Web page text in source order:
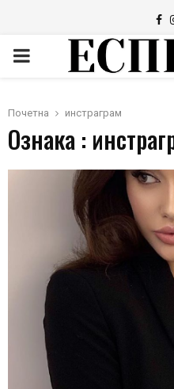
PRIMARY
Почетна инстраграм
Ознака :